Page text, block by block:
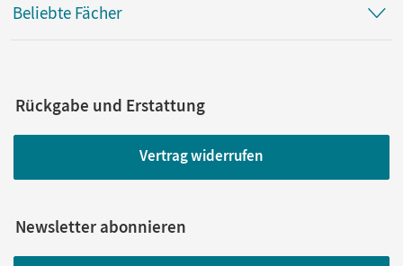
Beliebte Fächer
Rückgabe und Erstattung
Vertrag widerrufen
Newsletter abonnieren